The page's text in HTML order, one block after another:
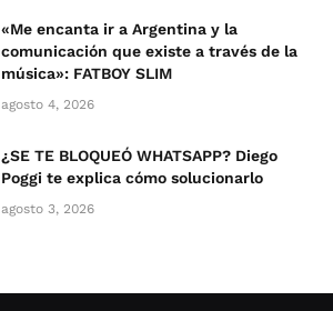
«Me encanta ir a Argentina y la
comunicación que existe a través de la
música»: FATBOY SLIM
agosto 4, 2026
¿SE TE BLOQUEÓ WHATSAPP? Diego
Poggi te explica cómo solucionarlo
agosto 3, 2026